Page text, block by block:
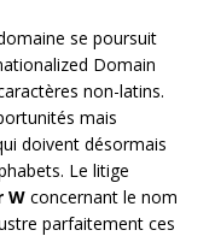
se poursuit
Domain
non-latins.
mais
doivent désormais
Le litige
W concernant le nom
parfaitement ces